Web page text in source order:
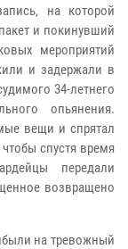
на которой
и покинувший
мероприятий
и задержали в
34-летнего
опьянения.
вещи и спрятал
спустя время
передали
возвращено
на тревожный